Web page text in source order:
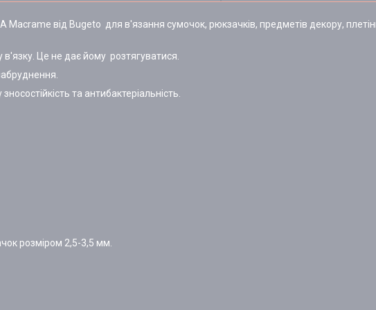
Macrame від Bugeto для в'язання сумочок, рюкзачків, предметів декору,
Це не дає йому розтягуватися.
та антибактеріальність.
розміром 2,5-3,5 мм.